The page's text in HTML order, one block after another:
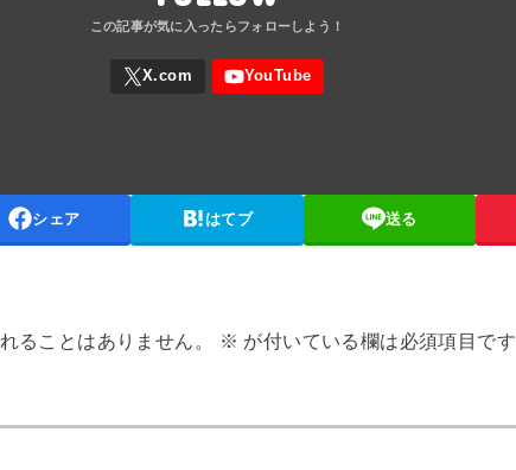
シェア はてブ 送る
ることはありません。 ※ が付いている欄は必須項目です